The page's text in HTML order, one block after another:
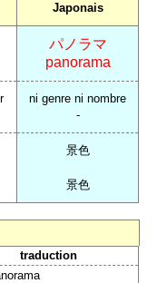
Japonais
パノラマ
panorama
ni genre ni nombre
-
景色
景色
traduction